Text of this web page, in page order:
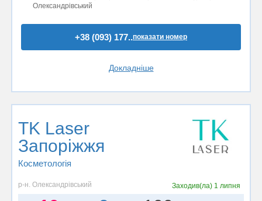
Олександрівський
+38 (093) 177..показати номер
Докладніше
TK Laser
Запоріжжя
Косметологія
р-н. Олександрівський Заходив(ла) 1 липня